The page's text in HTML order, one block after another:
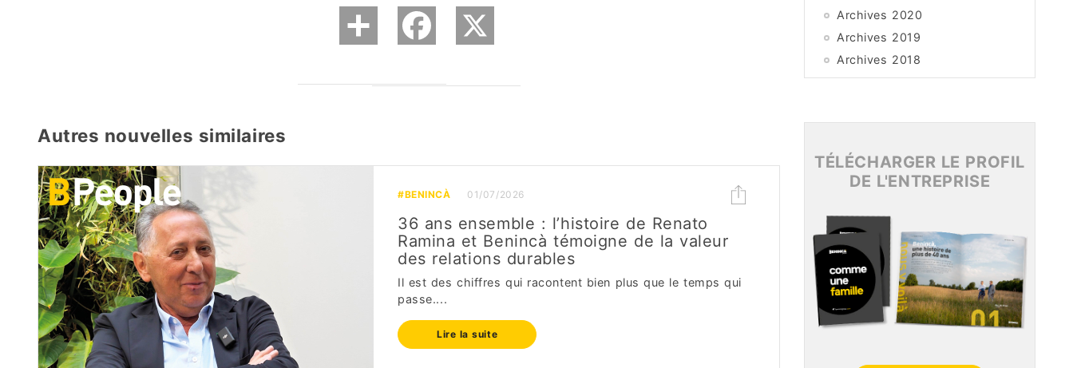
Autres nouvelles similaires
#BENINCÀ 01/07/2026
36 ans ensemble : l’histoire de Renato
Ramina et Benincà témoigne de la valeur
des relations durables
Il est des chiffres qui racontent bien plus que le temps qui
passe....
Lire la suite
Archives 2020
Archives 2019
Archives 2018
Archives 2017
Archives 2015
TÉLÉCHARGER LE PROFIL
DE L'ENTREPRISE